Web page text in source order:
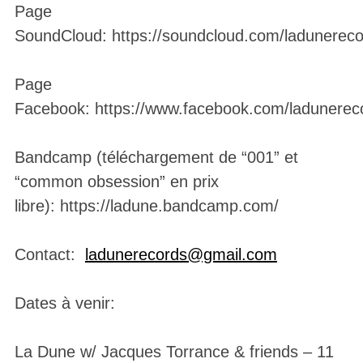
Page
SoundCloud: https://soundcloud.com/
Page
Facebook: https://www.facebook.com/
Bandcamp (téléchargement de “001” et
“common obsession” en prix
libre): https://ladune.bandcamp.com/
Contact: ladunerecords@gmail.com
Dates à venir:
La Dune w/ Jacques Torrance & friends – 11